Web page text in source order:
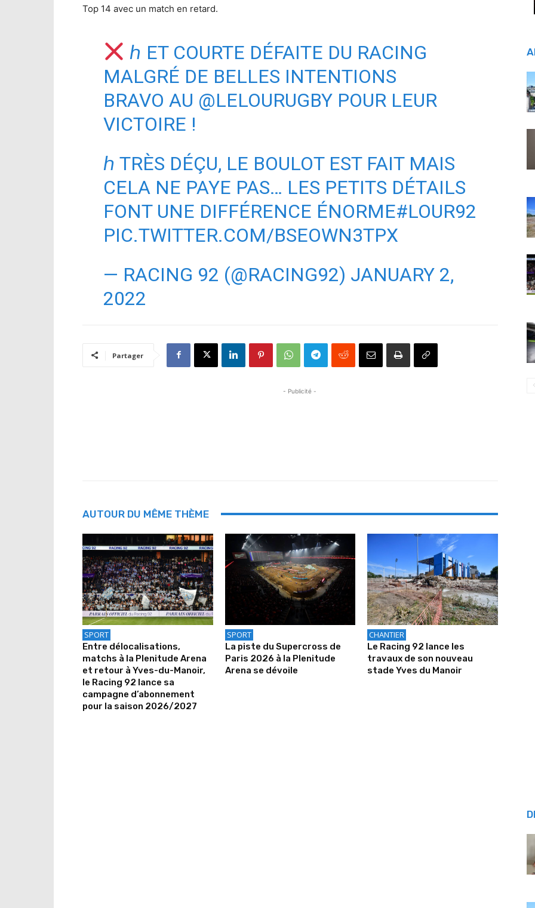
Top 14 avec un match en retard.
ℎ ET COURTE DÉFAITE DU RACING
MALGRÉ DE BELLES INTENTIONS
BRAVO AU @LELOURUGBYPOUR LEUR
VICTOIRE !
ℎ TRÈS DÉÇU, LE BOULOT EST FAIT MAIS
CELA NE PAYE PAS… LES PETITS DÉTAILS
FONT UNE DIFFÉRENCE ÉNORME#LOUR92
PIC.TWITTER.COM/BSEOWN3TPX
— RACING 92 (@RACING92) JANUARY 2,
2022
Partager
- Publicité -
AUTOUR DU MÊME THÈME
SPORT
Entre délocalisations,
matchs à la Plenitude Arena
et retour à Yves-du-Manoir,
le Racing 92 lance sa
campagne d’abonnement
pour la saison 2026/2027
SPORT
La piste du Supercross de
Paris 2026 à la Plenitude
Arena se dévoile
CHANTIER
Le Racing 92 lance les
travaux de son nouveau
stade Yves du Manoir